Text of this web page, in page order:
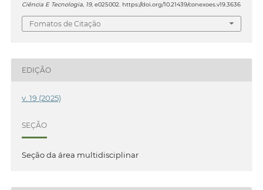
Ciência E Tecnologia, 19, e025002. https://doi.org/10.21439/conexoes.v19.3636
Fomatos de Citação
EDIÇÃO
v. 19 (2025)
SEÇÃO
Seção da área multidisciplinar